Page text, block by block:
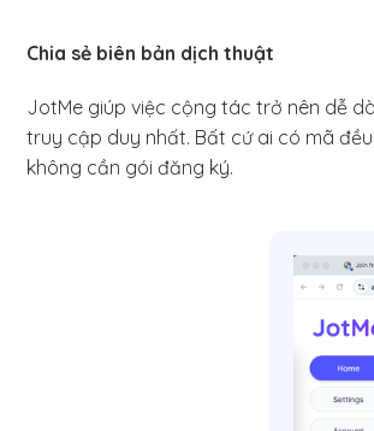
Chia sẻ biên bản dịch thuật
JotMe giúp việc cộng tác trở nên dễ
truy cập duy nhất. Bất cứ ai có mã
không cần gói đăng ký.